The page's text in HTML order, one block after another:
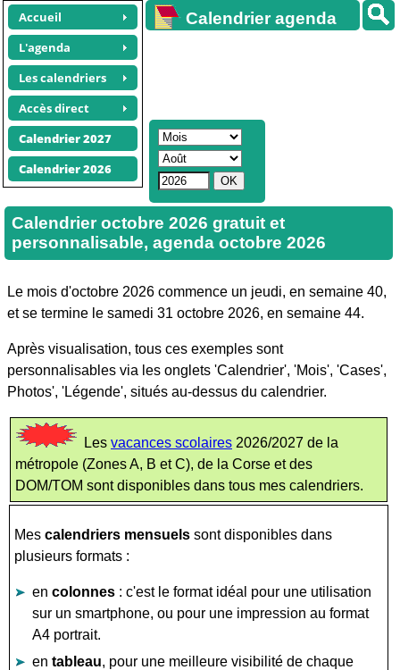
Accueil
L'agenda
Les calendriers
Accès direct
Calendrier 2027
Calendrier 2026
Calendrier agenda
Calendrier octobre 2026 gratuit et
personnalisable, agenda octobre 2026
Le mois d'octobre 2026 commence un jeudi, en semaine 40,
et se termine le samedi 31 octobre 2026, en semaine 44.
Après visualisation, tous ces exemples sont
personnalisables via les onglets 'Calendrier', 'Mois', 'Cases',
Photos', 'Légende', situés au-dessus du calendrier.
Les vacances scolaires 2026/2027 de la
métropole (Zones A, B et C), de la Corse et des
DOM/TOM sont disponibles dans tous mes calendriers.
Mes calendriers mensuels sont disponibles dans
plusieurs formats :
en colonnes : c'est le format idéal pour une utilisation
sur un smartphone, ou pour une impression au format
A4 portrait.
en tableau, pour une meilleure visibilité de chaque